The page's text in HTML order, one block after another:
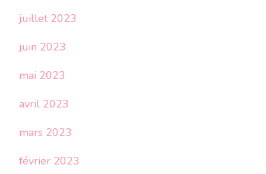
juillet 2023
juin 2023
mai 2023
avril 2023
mars 2023
février 2023